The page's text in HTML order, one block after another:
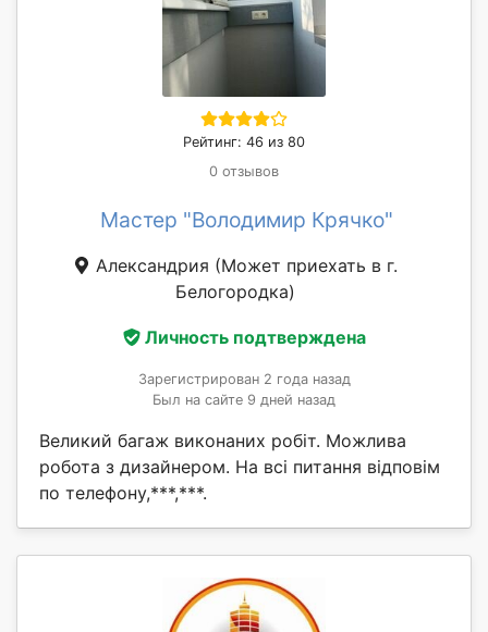
Рейтинг: 46 из 80
0 отзывов
Мастер "Володимир Крячко"
Александрия (Может приехать в г.
Белогородка)
Личность подтверждена
Зарегистрирован 2 года назад
Был на сайте 9 дней назад
Великий багаж виконаних робіт. Можлива
робота з дизайнером. На всі питання відповім
по телефону,***,***.